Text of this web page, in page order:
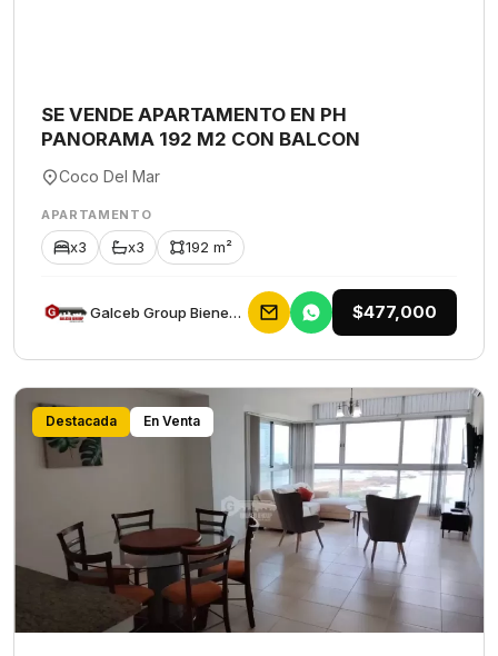
SE VENDE APARTAMENTO EN PH
PANORAMA 192 M2 CON BALCON
Coco Del Mar
APARTAMENTO
x3 x3 192 m²
Galceb Group Bienes Raices $477,000
Destacada En Venta